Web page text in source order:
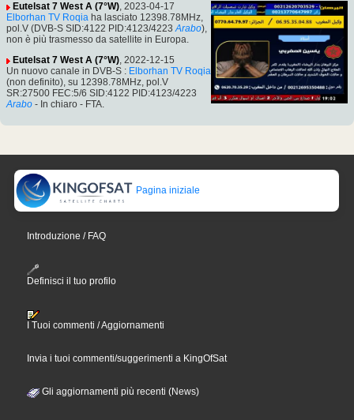
Eutelsat 7 West A (7°W), 2023-04-17
Elborhan TV Roqia ha lasciato 12398.78MHz,
pol.V (DVB-S SID:4122 PID:4123/4223 Arabo),
non è più trasmesso da satellite in Europa.
Eutelsat 7 West A (7°W), 2022-12-15
Un nuovo canale in DVB-S : Elborhan TV Roqia
(non definito), su 12398.78MHz, pol.V
SR:27500 FEC:5/6 SID:4122 PID:4123/4223
Arabo - In chiaro - FTA.
Pagina iniziale
Introduzione / FAQ
Definisci il tuo profilo
I Tuoi commenti / Aggiornamenti
Invia i tuoi commenti/suggerimenti a KingOfSat
Gli aggiornamenti più recenti (News)